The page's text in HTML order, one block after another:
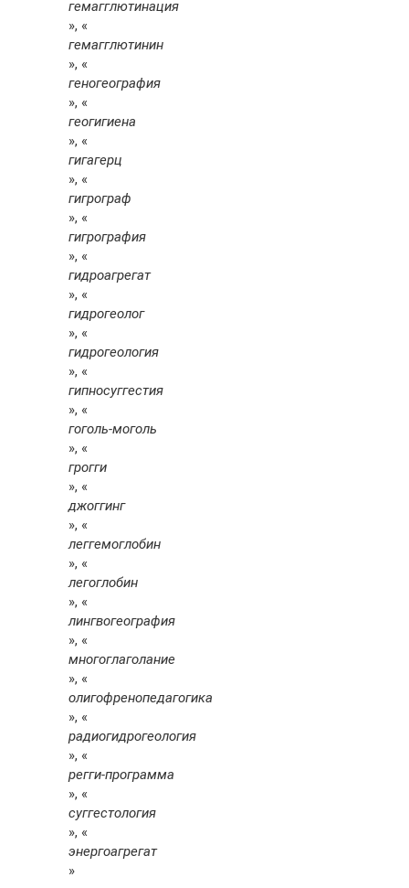
гемагглютинация
», «
гемагглютинин
», «
геногеография
», «
геогигиена
», «
гигагерц
», «
гигрограф
», «
гигрография
», «
гидроагрегат
», «
гидрогеолог
», «
гидрогеология
», «
гипносуггестия
», «
гоголь-моголь
», «
грогги
», «
джоггинг
», «
леггемоглобин
», «
легоглобин
», «
лингвогеография
», «
многоглаголание
», «
олигофренопедагогика
», «
радиогидрогеология
», «
регги-программа
», «
суггестология
», «
энергоагрегат
»